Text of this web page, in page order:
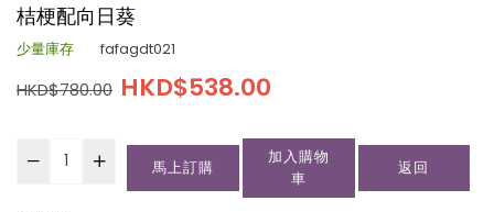
桔梗配向日葵
少量庫存 fafagdt021
HKD$780.00 HKD$538.00
馬上訂購
加入購物
車
返回